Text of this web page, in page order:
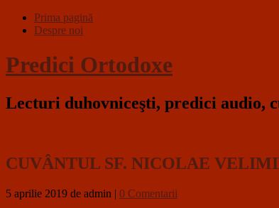
Prima pagină
Despre noi
Predici Ortodoxe
Lecturi duhovniceşti, predici audio,
CUVÂNTUL SF. NICOLAE
5 aprilie 2019 de admin | 0 Comentarii